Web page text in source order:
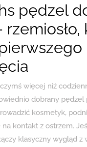
pędzel
rzemiosło,
więcej niż
dobrany pędzel
kosmetyk,
kontakt z ostrzem.
klasyczny wygląd z